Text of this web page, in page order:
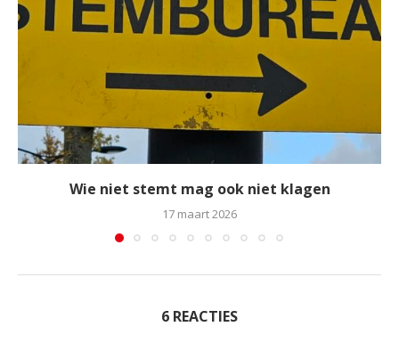
Wie niet stemt mag ook niet klagen
17 maart 2026
6 REACTIES